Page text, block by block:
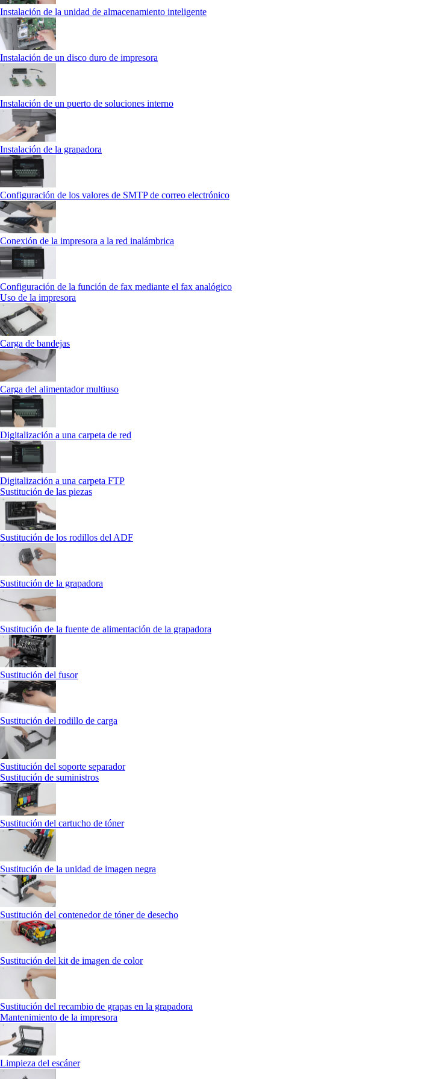
Instalación de la unidad de almacenamiento inteligente
Instalación de un disco duro de impresora
Instalación de un puerto de soluciones interno
Instalación de la grapadora
Configuración de los valores de SMTP de correo electrónico
Conexión de la impresora a la red inalámbrica
Configuración de la función de fax mediante el fax analógico
Uso de la impresora
Carga de bandejas
Carga del alimentador multiuso
Digitalización a una carpeta de red
Digitalización a una carpeta FTP
Sustitución de las piezas
Sustitución de los rodillos del ADF
Sustitución de la grapadora
Sustitución de la fuente de alimentación de la grapadora
Sustitución del fusor
Sustitución del rodillo de carga
Sustitución del soporte separador
Sustitución de suministros
Sustitución del cartucho de tóner
Sustitución de la unidad de imagen negra
Sustitución del contenedor de tóner de desecho
Sustitución del kit de imagen de color
Sustitución del recambio de grapas en la grapadora
Mantenimiento de la impresora
Limpieza del escáner